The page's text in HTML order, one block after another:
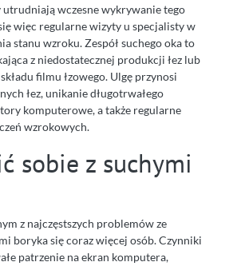
utrudniają wczesne wykrywanie tego
więc regularne wizyty u specjalisty w
stanu wzroku. Zespół suchego oka to
z niedostatecznej produkcji łez lub
filmu łzowego. Ulgę przynosi
łez, unikanie długotrwałego
komputerowe, a także regularne
wzrokowych.
sobie z suchymi
z najczęstszych problemów ze
boryka się coraz więcej osób. Czynniki
patrzenie na ekran komputera,